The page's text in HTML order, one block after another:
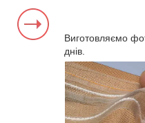
Виготовляємо
днів.